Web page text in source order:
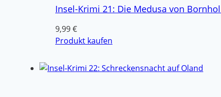
Insel-Krimi 21: Die Medusa von
9,99€
Produkt kaufen